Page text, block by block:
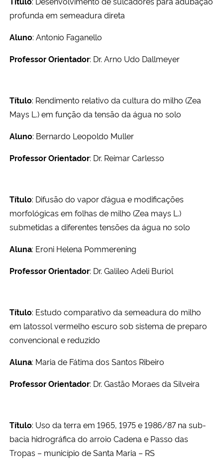
Ministério da Saúde
Ministério de Minas e Energia
Ministério do Meio Ambiente
Ministério do Turismo
Ministério da Mulher, da Família e dos Direitos Humanos
Secretaria-Geral
Secretaria de Governo
Advocacia-Geral da União
profunda em semeadura direta
Aluno: Antonio Faganello
Professor Orientador: Dr. Arno Udo Dallmeyer
Título: Rendimento relativo da cultura do milho (Zea
Mays L.) em função da tensão da água no solo
Aluno: Bernardo Leopoldo Muller
Professor Orientador: Dr. Reimar Carlesso
Título: Difusão do vapor d’água e modificações
morfológicas em folhas de milho (Zea mays L.)
submetidas a diferentes tensões da água no solo
Aluna: Eroni Helena Pommerening
Professor Orientador: Dr. Galileo Adeli Buriol
Título: Estudo comparativo da semeadura do milho
em latossol vermelho escuro sob sistema de preparo
convencional e reduzido
Aluna: Maria de Fátima dos Santos Ribeiro
Professor Orientador: Dr. Gastão Moraes da Silveira
Título: Uso da terra em 1965, 1975 e 1986/87 na sub-
bacia hidrográfica do arroio Cadena e Passo das
Tropas – município de Santa Maria – RS